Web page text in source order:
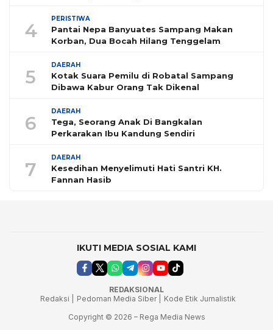
4
PERISTIWA
Pantai Nepa Banyuates Sampang Makan
Korban, Dua Bocah Hilang Tenggelam
5
DAERAH
Kotak Suara Pemilu di Robatal Sampang
Dibawa Kabur Orang Tak Dikenal
6
DAERAH
Tega, Seorang Anak Di Bangkalan
Perkarakan Ibu Kandung Sendiri
7
DAERAH
Kesedihan Menyelimuti Hati Santri KH.
Fannan Hasib
IKUTI MEDIA SOSIAL KAMI
REDAKSIONAL
Redaksi |
Pedoman Media Siber |
Kode Etik Jurnalistik
Copyright © 2026 – Rega Media News